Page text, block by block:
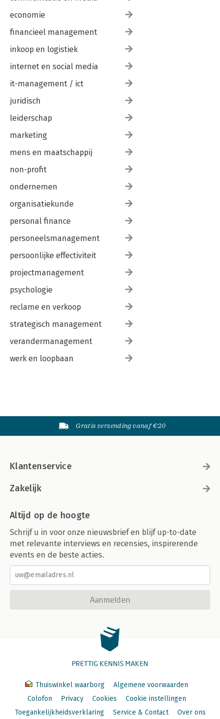
economie
financieel management
inkoop en logistiek
internet en social media
it-management / ict
juridisch
leiderschap
marketing
mens en maatschappij
non-profit
ondernemen
organisatiekunde
personal finance
personeelsmanagement
persoonlijke effectiviteit
projectmanagement
psychologie
reclame en verkoop
strategisch management
verandermanagement
werk en loopbaan
Gratis verzending vanaf €20
Klantenservice
Zakelijk
Altijd op de hoogte
Schrijf u in voor onze nieuwsbrief en blijf up-to-date
met relevante interviews en recensies, inspirerende
events en de beste acties.
Aanmelden
PRETTIG KENNIS MAKEN
Thuiswinkel waarborg
Algemene voorwaarden
Colofon
Privacy Cookies
Cookie instellingen
Toegankelijkheidsverklaring
Service & Contact Over ons